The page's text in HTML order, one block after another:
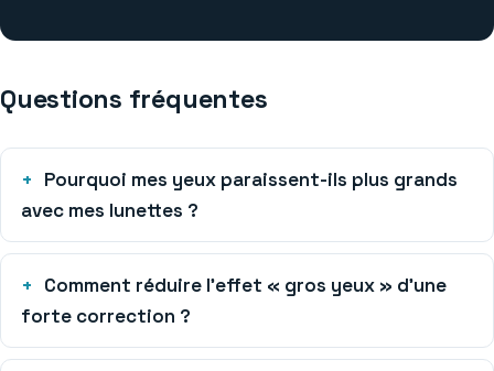
Questions fréquentes
Pourquoi mes yeux paraissent-ils plus grands
avec mes lunettes ?
Comment réduire l’effet « gros yeux » d’une
forte correction ?